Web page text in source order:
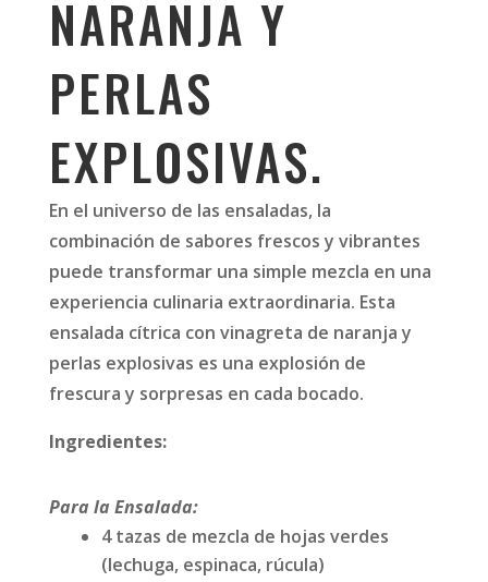
NARANJA Y
PERLAS
EXPLOSIVAS.
En el universo de las ensaladas, la
combinación de sabores frescos y vibrantes
puede transformar una simple mezcla en una
experiencia culinaria extraordinaria. Esta
ensalada cítrica con vinagreta de naranja y
perlas explosivas es una explosión de
frescura y sorpresas en cada bocado.
Ingredientes:
Para la Ensalada:
4 tazas de mezcla de hojas verdes
(lechuga, espinaca, rúcula)